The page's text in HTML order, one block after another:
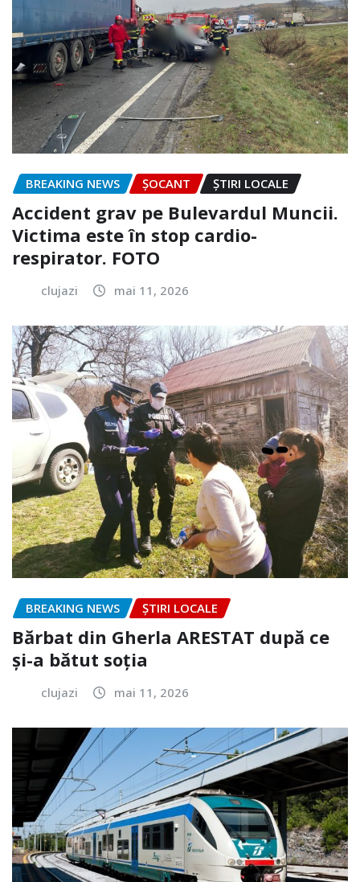
BREAKING NEWS ȘOCANT ȘTIRI LOCALE
Accident grav pe Bulevardul Muncii.
Victima este în stop cardio-
respirator. FOTO
clujazi mai 11, 2026
BREAKING NEWS ȘTIRI LOCALE
Bărbat din Gherla ARESTAT după ce
și-a bătut soția
clujazi mai 11, 2026